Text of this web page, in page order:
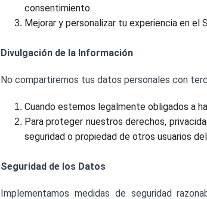
consentimiento.
Mejorar y personalizar tu experiencia en el
Divulgación de la Información
No compartiremos tus datos personales con
Cuando estemos legalmente obligados a
Para proteger nuestros derechos,
seguridad o propiedad de otros usuarios
Seguridad de los Datos
Implementamos medidas de seguridad